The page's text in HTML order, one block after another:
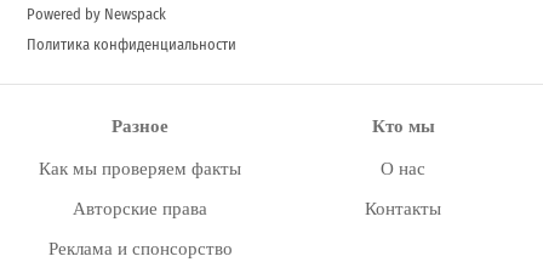
Powered by Newspack
Политика конфиденциальности
Разное
Как мы проверяем факты
Авторские права
Реклама и спонсорство
Кто мы
О нас
Контакты